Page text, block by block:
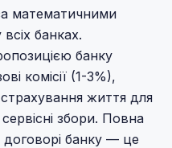
математичними
банках.
банку
комісії (1-3%),
життя для
збори. Повна
банку — це